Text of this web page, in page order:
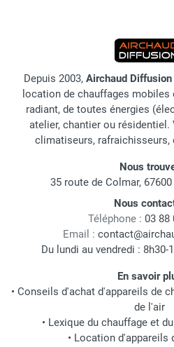
Depuis 2003, Airchaud Diffusion
location de chauffages mobiles
radiant, de toutes énergies
atelier, chantier ou
climatiseurs, rafraichisseurs,
Nous
35 route de Colmar,
Nous
Téléphone : 03 88
Email :
Du lundi au vendredi : 8h30-
En savoir
• Conseils d'achat d'appareils de
de l'air
• Lexique du chauffage et
• Location d'appareils